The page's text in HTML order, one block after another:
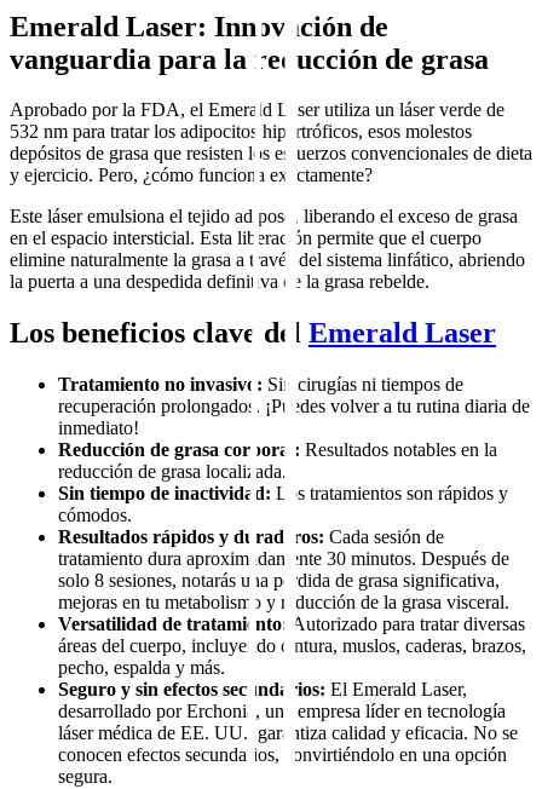
Emerald Laser: Innovación de
vanguardia para la reducción de grasa
Aprobado por la FDA, el Emerald Laser utiliza un láser verde de
532 nm para tratar los adipocitos hipertróficos, esos molestos
depósitos de grasa que resisten los esfuerzos convencionales de dieta
y ejercicio. Pero, ¿cómo funciona exactamente?
Este láser emulsiona el tejido adiposo, liberando el exceso de grasa
en el espacio intersticial. Esta liberación permite que el cuerpo
elimine naturalmente la grasa a través del sistema linfático, abriendo
la puerta a una despedida definitiva de la grasa rebelde.
Los beneficios clave del Emerald Laser
Tratamiento no invasivo: Sin cirugías ni tiempos de
recuperación prolongados. ¡Puedes volver a tu rutina diaria de
inmediato!
Reducción de grasa corporal: Resultados notables en la
reducción de grasa localizada.
Sin tiempo de inactividad: Los tratamientos son rápidos y
cómodos.
Resultados rápidos y duraderos: Cada sesión de
tratamiento dura aproximadamente 30 minutos. Después de
solo 8 sesiones, notarás una pérdida de grasa significativa,
mejoras en tu metabolismo y reducción de la grasa visceral.
Versatilidad de tratamiento: Autorizado para tratar diversas
áreas del cuerpo, incluyendo cintura, muslos, caderas, brazos,
pecho, espalda y más.
Seguro y sin efectos secundarios: El Emerald Laser,
desarrollado por Erchonia, una empresa líder en tecnología
láser médica de EE. UU., garantiza calidad y eficacia. No se
conocen efectos secundarios, convirtiéndolo en una opción
segura.